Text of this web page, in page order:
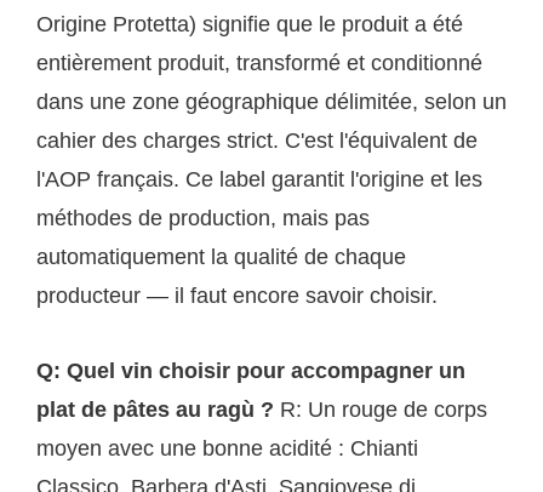
Origine Protetta) signifie que le produit a été
entièrement produit, transformé et conditionné
dans une zone géographique délimitée, selon un
cahier des charges strict. C'est l'équivalent de
l'AOP français. Ce label garantit l'origine et les
méthodes de production, mais pas
automatiquement la qualité de chaque
producteur — il faut encore savoir choisir.
Q: Quel vin choisir pour accompagner un
plat de pâtes au ragù ? R: Un rouge de corps
moyen avec une bonne acidité : Chianti